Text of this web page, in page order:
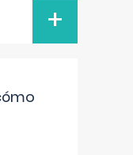
+